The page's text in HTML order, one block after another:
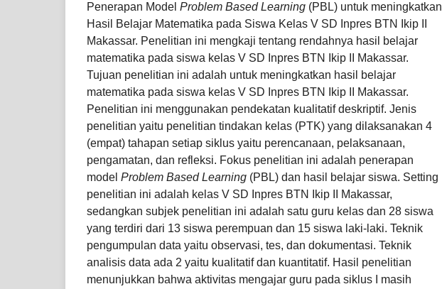
Penerapan Model Problem Based Learning (PBL) untuk meningkatkan
Hasil Belajar Matematika pada Siswa Kelas V SD Inpres BTN Ikip II
Makassar. Penelitian ini mengkaji tentang rendahnya hasil belajar
matematika pada siswa kelas V SD Inpres BTN Ikip II Makassar.
Tujuan penelitian ini adalah untuk meningkatkan hasil belajar
matematika pada siswa kelas V SD Inpres BTN Ikip II Makassar.
Penelitian ini menggunakan pendekatan kualitatif deskriptif. Jenis
penelitian yaitu penelitian tindakan kelas (PTK) yang dilaksanakan 4
(empat) tahapan setiap siklus yaitu perencanaan, pelaksanaan,
pengamatan, dan refleksi. Fokus penelitian ini adalah penerapan
model Problem Based Learning (PBL) dan hasil belajar siswa. Setting
penelitian ini adalah kelas V SD Inpres BTN Ikip II Makassar,
sedangkan subjek penelitian ini adalah satu guru kelas dan 28 siswa
yang terdiri dari 13 siswa perempuan dan 15 siswa laki-laki. Teknik
pengumpulan data yaitu observasi, tes, dan dokumentasi. Teknik
analisis data ada 2 yaitu kualitatif dan kuantitatif. Hasil penelitian
menunjukkan bahwa aktivitas mengajar guru pada siklus I masih